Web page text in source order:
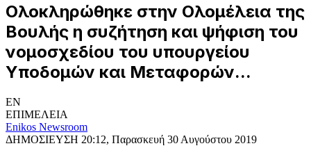
Ολοκληρώθηκε στην Ολομέλεια της
Βουλής η συζήτηση και ψήφιση του
νομοσχεδίου του υπουργείου
Υποδομών και Μεταφορών...
EN
ΕΠΙΜΕΛΕΙΑ
Enikos Newsroom
ΔΗΜΟΣΙΕΥΣΗ 20:12, Παρασκευή 30 Αυγούστου 2019